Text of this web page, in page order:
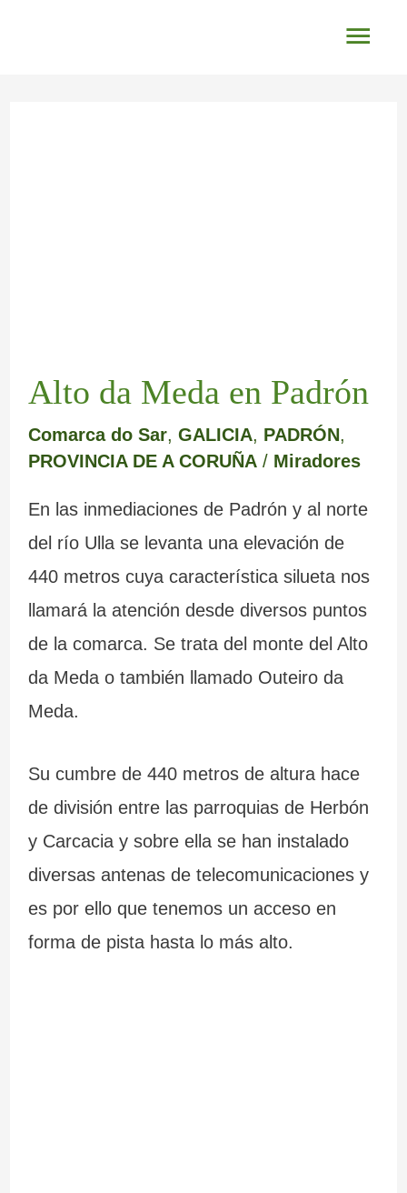
Alto da Meda en Padrón
Comarca do Sar, GALICIA, PADRÓN,
PROVINCIA DE A CORUÑA/ Miradores
En las inmediaciones de Padrón y al norte
del río Ulla se levanta una elevación de
440 metros cuya característica silueta nos
llamará la atención desde diversos puntos
de la comarca. Se trata del monte del Alto
da Meda o también llamado Outeiro da
Meda.
Su cumbre de 440 metros de altura hace
de división entre las parroquias de Herbón
y Carcacia y sobre ella se han instalado
diversas antenas de telecomunicaciones y
es por ello que tenemos un acceso en
forma de pista hasta lo más alto.